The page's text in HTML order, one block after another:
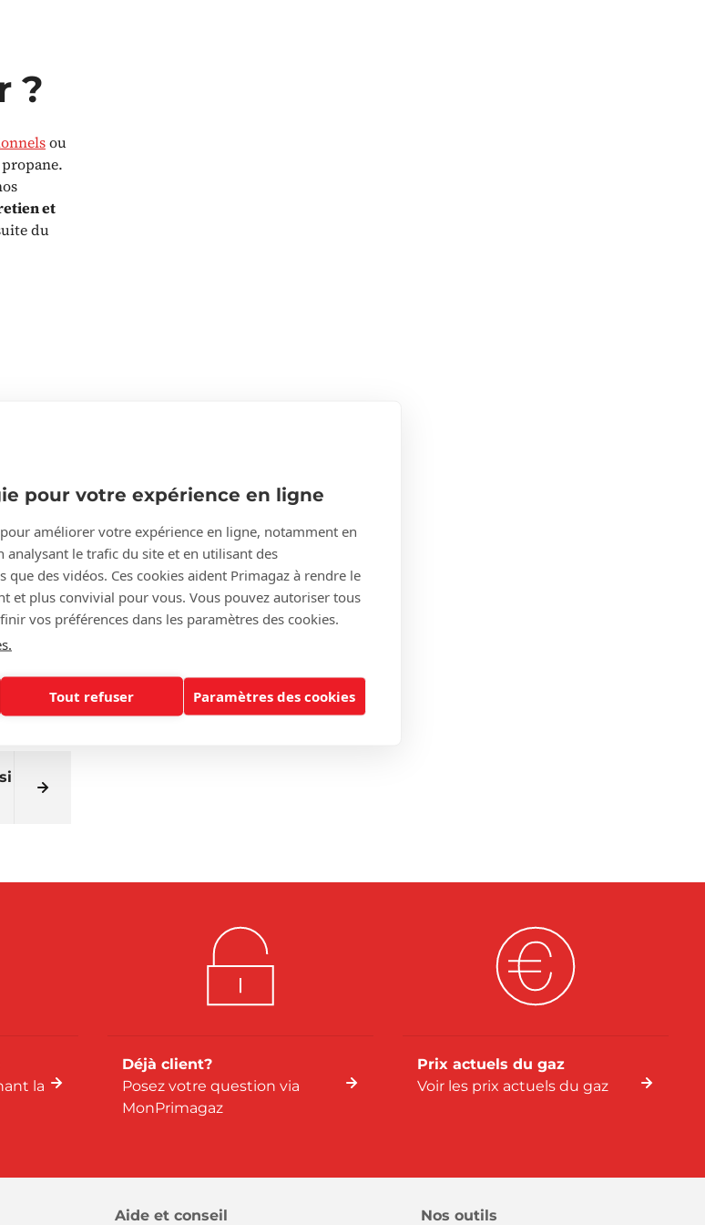
pour votre expérience en ligne
améliorer votre expérience en ligne, notamment en
analysant le trafic du site et en utilisant des
des vidéos. Ces cookies aident Primagaz à rendre le
et plus convivial pour vous. Vous pouvez autoriser tous
vos préférences dans les paramètres des cookies.
Tout refuser Paramètres des cookies
?
ou
et
du
la
Déjà client?
Posez votre question via
MonPrimagaz
Prix actuels du gaz
Voir les prix actuels du gaz
Aide et conseil Nos outils